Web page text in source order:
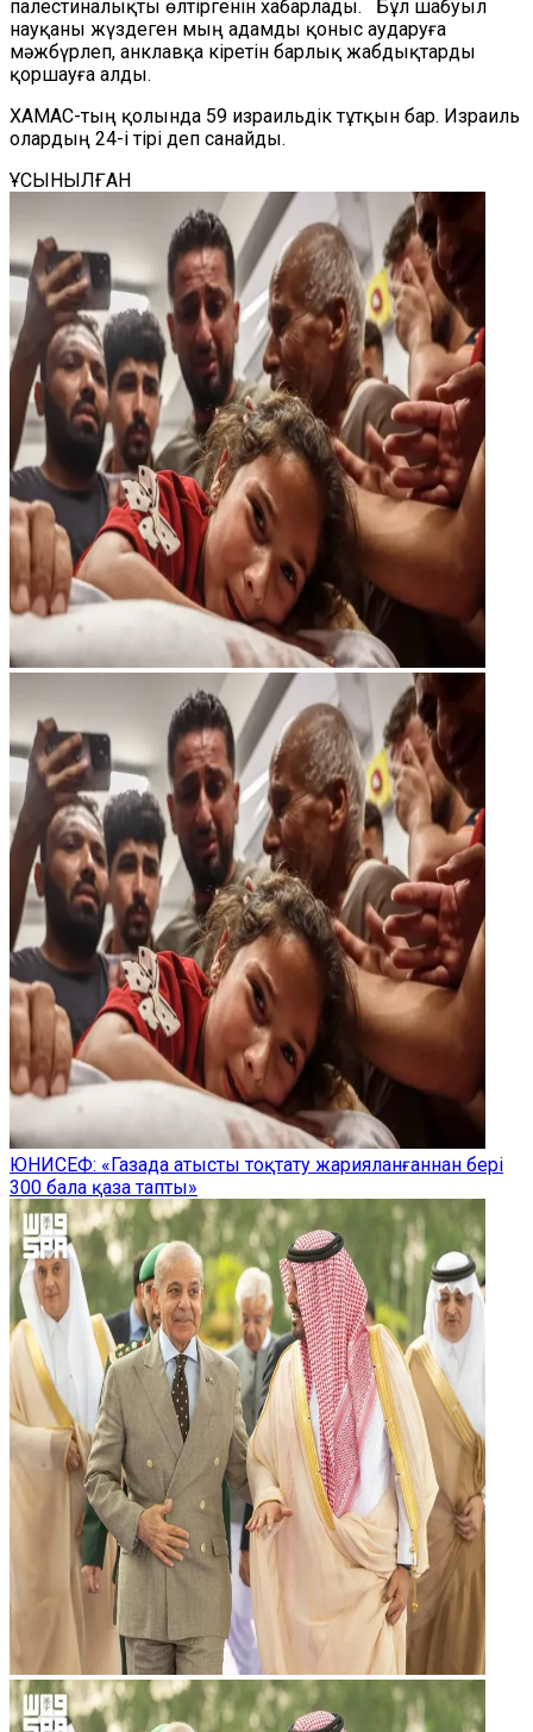
палестиналықты өлтіргенін хабарлады. Бұл шабуыл
науқаны жүздеген мың адамды қоныс аударуға
мәжбүрлеп, анклавқа кіретін барлық жабдықтарды
қоршауға алды.
ХАМАС-тың қолында 59 израильдік тұтқын бар. Израиль
олардың 24-і тірі деп санайды.
ҰСЫНЫЛҒАН
ЮНИСЕФ: «Газада атысты тоқтату жарияланғаннан бері
300 бала қаза тапты»